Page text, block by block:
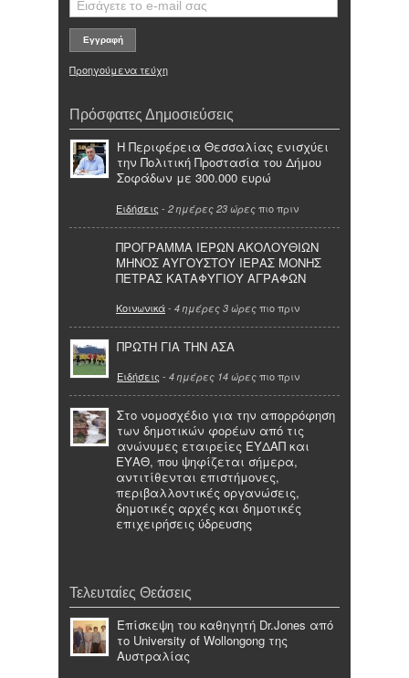
Προηγούμενα τεύχη
Πρόσφατες Δημοσιεύσεις
Η Περιφέρεια Θεσσαλίας ενισχύει
την Πολιτική Προστασία του Δήμου
Σοφάδων με 300.000 ευρώ
Ειδήσεις - 2 ημέρες 23 ώρες πιο πριν
ΠΡΟΓΡΑΜΜΑ ΙΕΡΩΝ ΑΚΟΛΟΥΘΙΩΝ
ΜΗΝΟΣ ΑΥΓΟΥΣΤΟΥ ΙΕΡΑΣ ΜΟΝΗΣ
ΠΕΤΡΑΣ ΚΑΤΑΦΥΓΙΟΥ ΑΓΡΑΦΩΝ
Κοινωνικά- 4 ημέρες 3 ώρες πιο πριν
ΠΡΩΤΗ ΓΙΑ ΤΗΝ ΑΣΑ
Ειδήσεις - 4 ημέρες 14 ώρες πιο πριν
Στο νομοσχέδιο για την απορρόφηση
των δημοτικών φορέων από τις
ανώνυμες εταιρείες ΕΥΔΑΠ και
ΕΥΑΘ, που ψηφίζεται σήμερα,
αντιτίθενται επιστήμονες,
περιβαλλοντικές οργανώσεις,
δημοτικές αρχές και δημοτικές
επιχειρήσεις ύδρευσης
Τελευταίες Θεάσεις
Επίσκεψη του καθηγητή Dr.Jones από
το University of Wollongong της
Αυστραλίας